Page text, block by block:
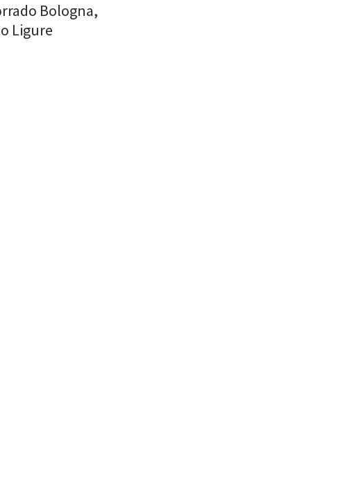
Bologna,
Ligure